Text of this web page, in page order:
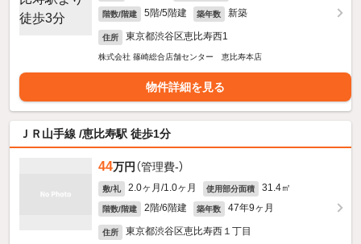
階数/階建 5階/5階建 築年数 新築
住所 東京都渋谷区恵比寿西1
株式会社 篠崎総合店舗センター 恵比寿本店
物件詳細を見る
ＪＲ山手線 /恵比寿駅 徒歩1分
44万円 （管理費-）
敷/礼 2.0ヶ月/1.0ヶ月 使用部分面積 31.4㎡
階数/階建 2階/6階建 築年数 47年9ヶ月
住所 東京都渋谷区恵比寿西１丁目